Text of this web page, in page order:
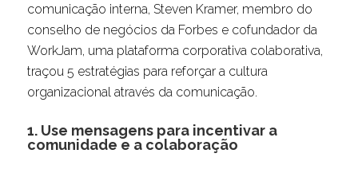
comunicação interna, Steven Kramer, membro do
conselho de negócios da Forbes e cofundador da
WorkJam, uma plataforma corporativa colaborativa,
traçou 5 estratégias para reforçar a cultura
organizacional através da comunicação.
1. Use mensagens para incentivar a
comunidade e a colaboração